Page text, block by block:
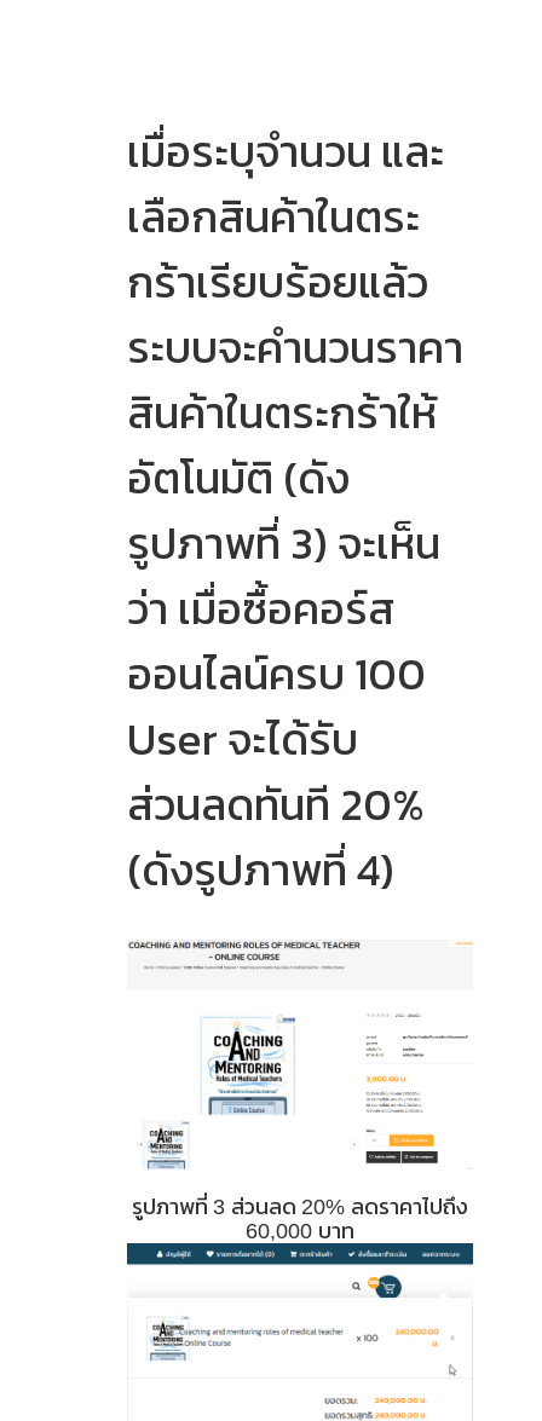
เมื่อระบุจำนวน และ
เลือกสินค้าในตระ
กร้าเรียบร้อยแล้ว
ระบบจะคำนวนราคา
สินค้าในตระกร้าให้
อัตโนมัติ (ดัง
รูปภาพที่ 3) จะเห็น
ว่า เมื่อซื้อคอร์ส
ออนไลน์ครบ 100
User จะได้รับ
ส่วนลดทันที 20%
(ดังรูปภาพที่ 4)
รูปภาพที่ 3 ส่วนลด 20% ลดราคาไปถึง
60,000 บาท